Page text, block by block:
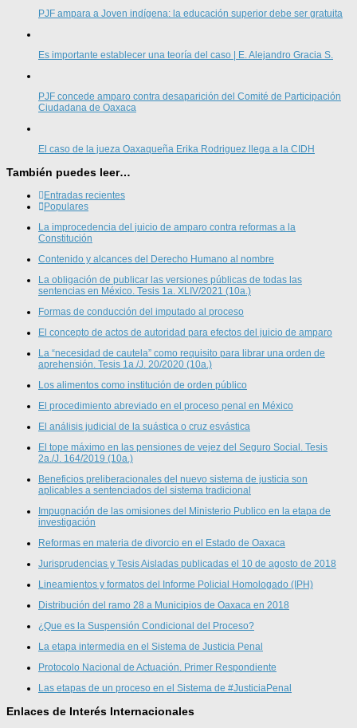
PJF ampara a Joven indígena: la educación superior debe ser gratuita
Es importante establecer una teoría del caso | E. Alejandro Gracia S.
PJF concede amparo contra desaparición del Comité de Participación
Ciudadana de Oaxaca
El caso de la jueza Oaxaqueña Erika Rodriguez llega a la CIDH
También puedes leer…
Entradas recientes
Populares
La improcedencia del juicio de amparo contra reformas a la
Constitución
Contenido y alcances del Derecho Humano al nombre
La obligación de publicar las versiones públicas de todas las
sentencias en México. Tesis 1a. XLIV/2021 (10a.)
Formas de conducción del imputado al proceso
El concepto de actos de autoridad para efectos del juicio de amparo
La “necesidad de cautela” como requisito para librar una orden de
aprehensión. Tesis 1a./J. 20/2020 (10a.)
Los alimentos como institución de orden público
El procedimiento abreviado en el proceso penal en México
El análisis judicial de la suástica o cruz esvástica
El tope máximo en las pensiones de vejez del Seguro Social. Tesis
2a./J. 164/2019 (10a.)
Beneficios preliberacionales del nuevo sistema de justicia son
aplicables a sentenciados del sistema tradicional
Impugnación de las omisiones del Ministerio Publico en la etapa de
investigación
Reformas en materia de divorcio en el Estado de Oaxaca
Jurisprudencias y Tesis Aisladas publicadas el 10 de agosto de 2018
Lineamientos y formatos del Informe Policial Homologado (IPH)
Distribución del ramo 28 a Municipios de Oaxaca en 2018
¿Que es la Suspensión Condicional del Proceso?
La etapa intermedia en el Sistema de Justicia Penal
Protocolo Nacional de Actuación. Primer Respondiente
Las etapas de un proceso en el Sistema de #JusticiaPenal
Enlaces de Interés Internacionales